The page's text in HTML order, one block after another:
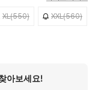
XL(550) XXL(560)